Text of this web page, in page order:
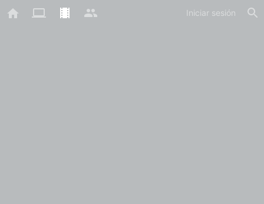
Iniciar sesión